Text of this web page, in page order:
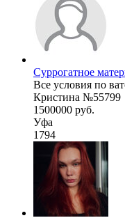
Суррогатное
Все условия по
Кристина №55799
1500000 руб.
Уфа
1794